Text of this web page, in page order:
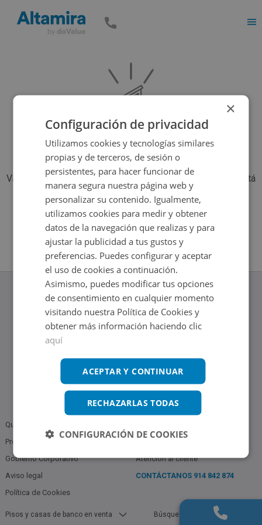
Vaya, parece que el inmueble que estás buscando ya no está
disponible, pero tenemos muchas más opciones...
Volver a buscar
Quiénes somos
Profesionales
Gobierno Corporativo
Aviso legal
Política de Cookies
Atención al cliente
CONTÁCTANOS 914 842 874
Pisos y casas de banco en venta Búsquedas populares
×
Configuración de privacidad
Utilizamos cookies y tecnologías similares
propias y de terceros, de sesión o
persistentes, para hacer funcionar de
manera segura nuestra página web y
personalizar su contenido. Igualmente,
utilizamos cookies para medir y obtener
datos de la navegación que realizas y para
ajustar la publicidad a tus gustos y
preferencias. Puedes configurar y aceptar
el uso de cookies a continuación.
Asimismo, puedes modificar tus opciones
de consentimiento en cualquier momento
visitando nuestra Política de Cookies y
obtener más información haciendo clic
aquí
ACEPTAR Y CONTINUAR
RECHAZARLAS TODAS
CONFIGURACIÓN DE COOKIES